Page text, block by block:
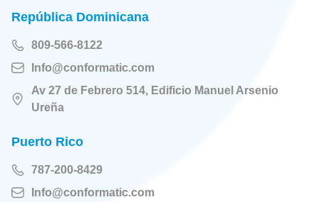
República Dominicana
809-566-8122
Info@conformatic.com
Av 27 de Febrero 514, Edificio Manuel Arsenio
Ureña
Puerto Rico
787-200-8429
Info@conformatic.com